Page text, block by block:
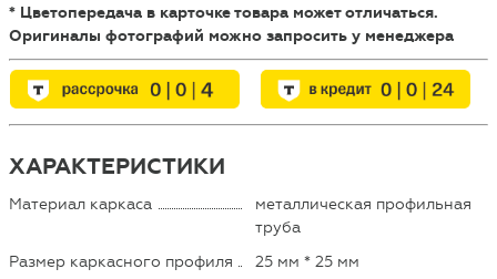
* Цветопередача в карточке товара может отличаться.
Оригиналы фотографий можно запросить у менеджера
ХАРАКТЕРИСТИКИ
Материал каркаса
металлическая профильная
труба
Размер каркасного профиля
25 мм * 25 мм